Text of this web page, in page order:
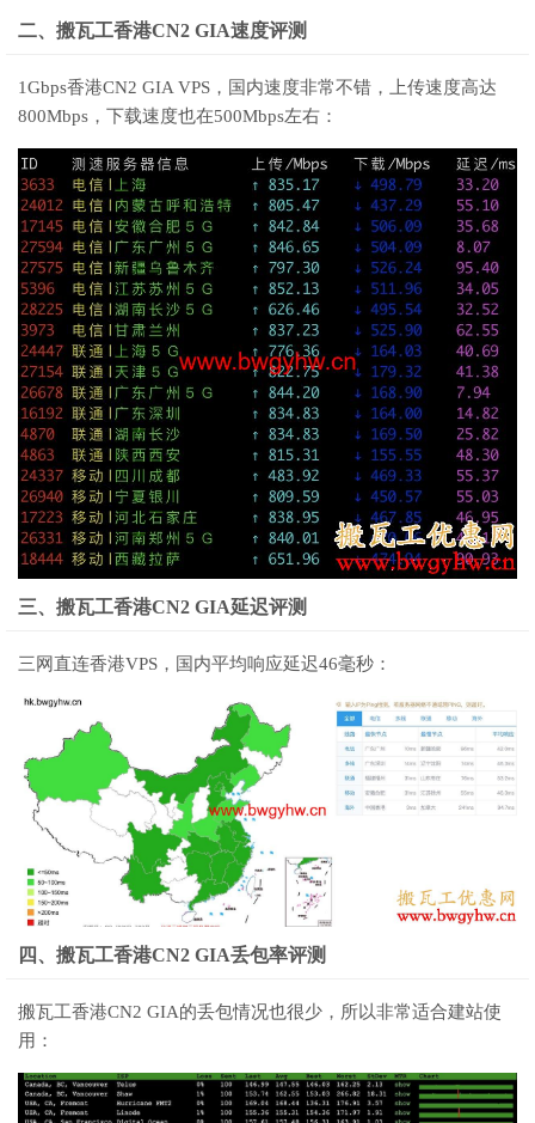
二、搬瓦工香港CN2 GIA速度评测
1Gbps香港CN2 GIA VPS，国内速度非常不错，上传速度高达
800Mbps，下载速度也在500Mbps左右：
三、搬瓦工香港CN2 GIA延迟评测
三网直连香港VPS，国内平均响应延迟46毫秒：
四、搬瓦工香港CN2 GIA丢包率评测
搬瓦工香港CN2 GIA的丢包情况也很少，所以非常适合建站使
用：